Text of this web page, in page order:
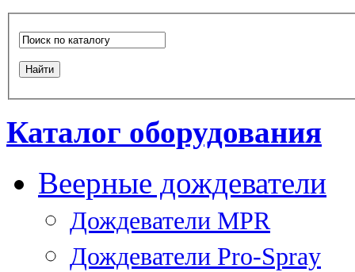
Каталог оборудования
Веерные дождеватели
Дождеватели MPR
Дождеватели Pro-Spray